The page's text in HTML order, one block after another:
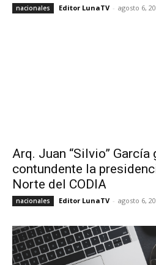
nacionales Editor LunaTV - agosto 6,
Arq. Juan “Silvio” García
contundente la
Norte del CODIA
nacionales Editor LunaTV - agosto 6,